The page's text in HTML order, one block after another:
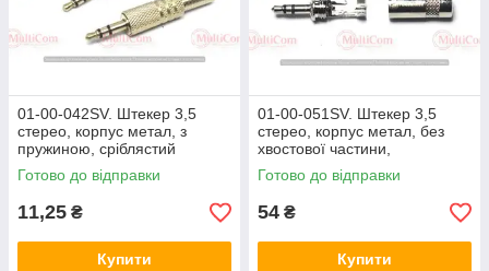
01-00-042SV. Штекер 3,5
стерео, корпус метал, з
пружиною, сріблястий
Готово до відправки
11,25 ₴
Купити
01-00-051SV. Штекер 3,5
стерео, корпус метал, без
хвостової частини,
діам.-4,5мм, Yongsheng,
сріблястий
Готово до відправки
54 ₴
Купити